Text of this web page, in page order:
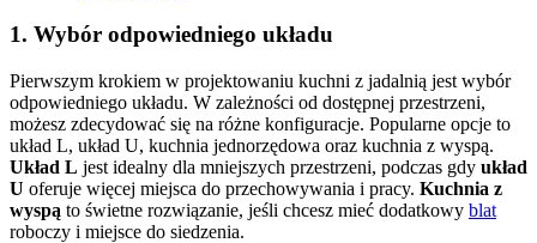
1. Wybór odpowiedniego układu
Pierwszym krokiem w projektowaniu kuchni z jadalnią jest wybór
odpowiedniego układu. W zależności od dostępnej przestrzeni,
możesz zdecydować się na różne konfiguracje. Popularne opcje to
układ L, układ U, kuchnia jednorzędowa oraz kuchnia z wyspą.
Układ L jest idealny dla mniejszych przestrzeni, podczas gdy układ
U oferuje więcej miejsca do przechowywania i pracy. Kuchnia z
wyspą to świetne rozwiązanie, jeśli chcesz mieć dodatkowy blat
roboczy i miejsce do siedzenia.